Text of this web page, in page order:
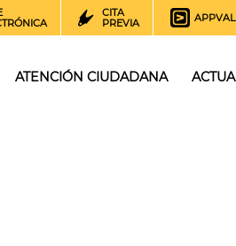
CITA
PREVIA
ATENCIÓN CIUDADANA